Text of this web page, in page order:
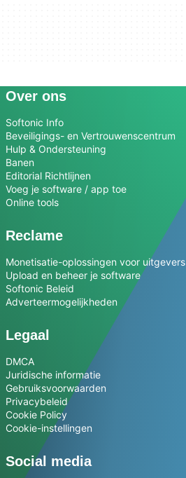
Over ons
Softonic Info
Beveiligings- en Vertrouwenscentrum
Hulp & Ondersteuning
Banen
Editorial Richtlijnen
Voeg je software / app toe
Online tools
Reclame
Monetisatie-oplossingen voor uitgevers
Upload en beheer je software
Softonic Beleid
Adverteermogelijkheden
Legaal
DMCA
Juridische informatie
Gebruiksvoorwaarden
Privacybeleid
Cookie Policy
Cookie-instellingen
Social media